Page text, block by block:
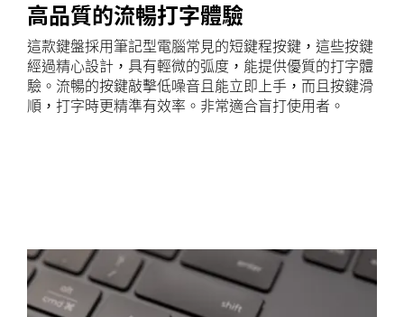
高品質的流暢打字體驗
這款鍵盤採用筆記型電腦常見的短鍵程按鍵，這些按鍵
經過精心設計，具有輕微的弧度，能提供優質的打字體
驗。流暢的按鍵敲擊低噪音且能立即上手，而且按鍵滑
順，打字時更精準有效率。非常適合盲打使用者。